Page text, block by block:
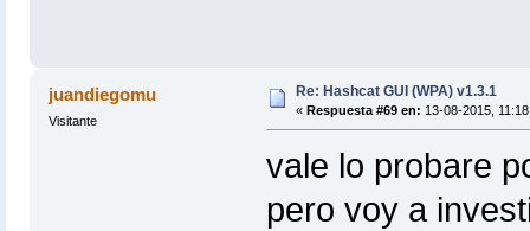
juandiegomu
Visitante
Re: Hashcat GUI (WPA) v1.3.1
« Respuesta #69 en: 13-08-2015,
vale lo probare
pero voy a